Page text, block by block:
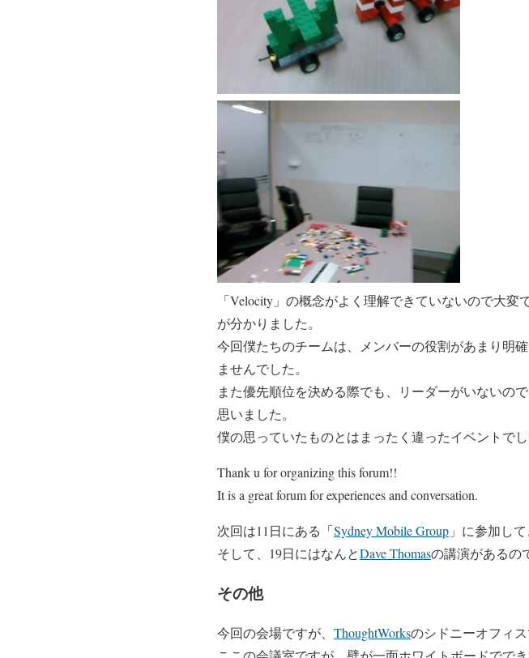
「Velocity」の概念がよく理解できていないので大
が分かりました。
今回僕たちのチームは、メンバーの役割があまり明
ませんでした。
また優先順位を決める際でも、リーダーがいないの
思いました。
僕の思っていたものとはまったく違ったイベントで
Thank u for organizing this forum!!
It is a great forum for experiences and conversation.
次回は11日にある「Sydney Mobile Group 」に参加して
そして、19日にはなんとDave Thomasの講演があるの
その他
今回の会場ですが、 ThoughtWorksのシドニーオフィス